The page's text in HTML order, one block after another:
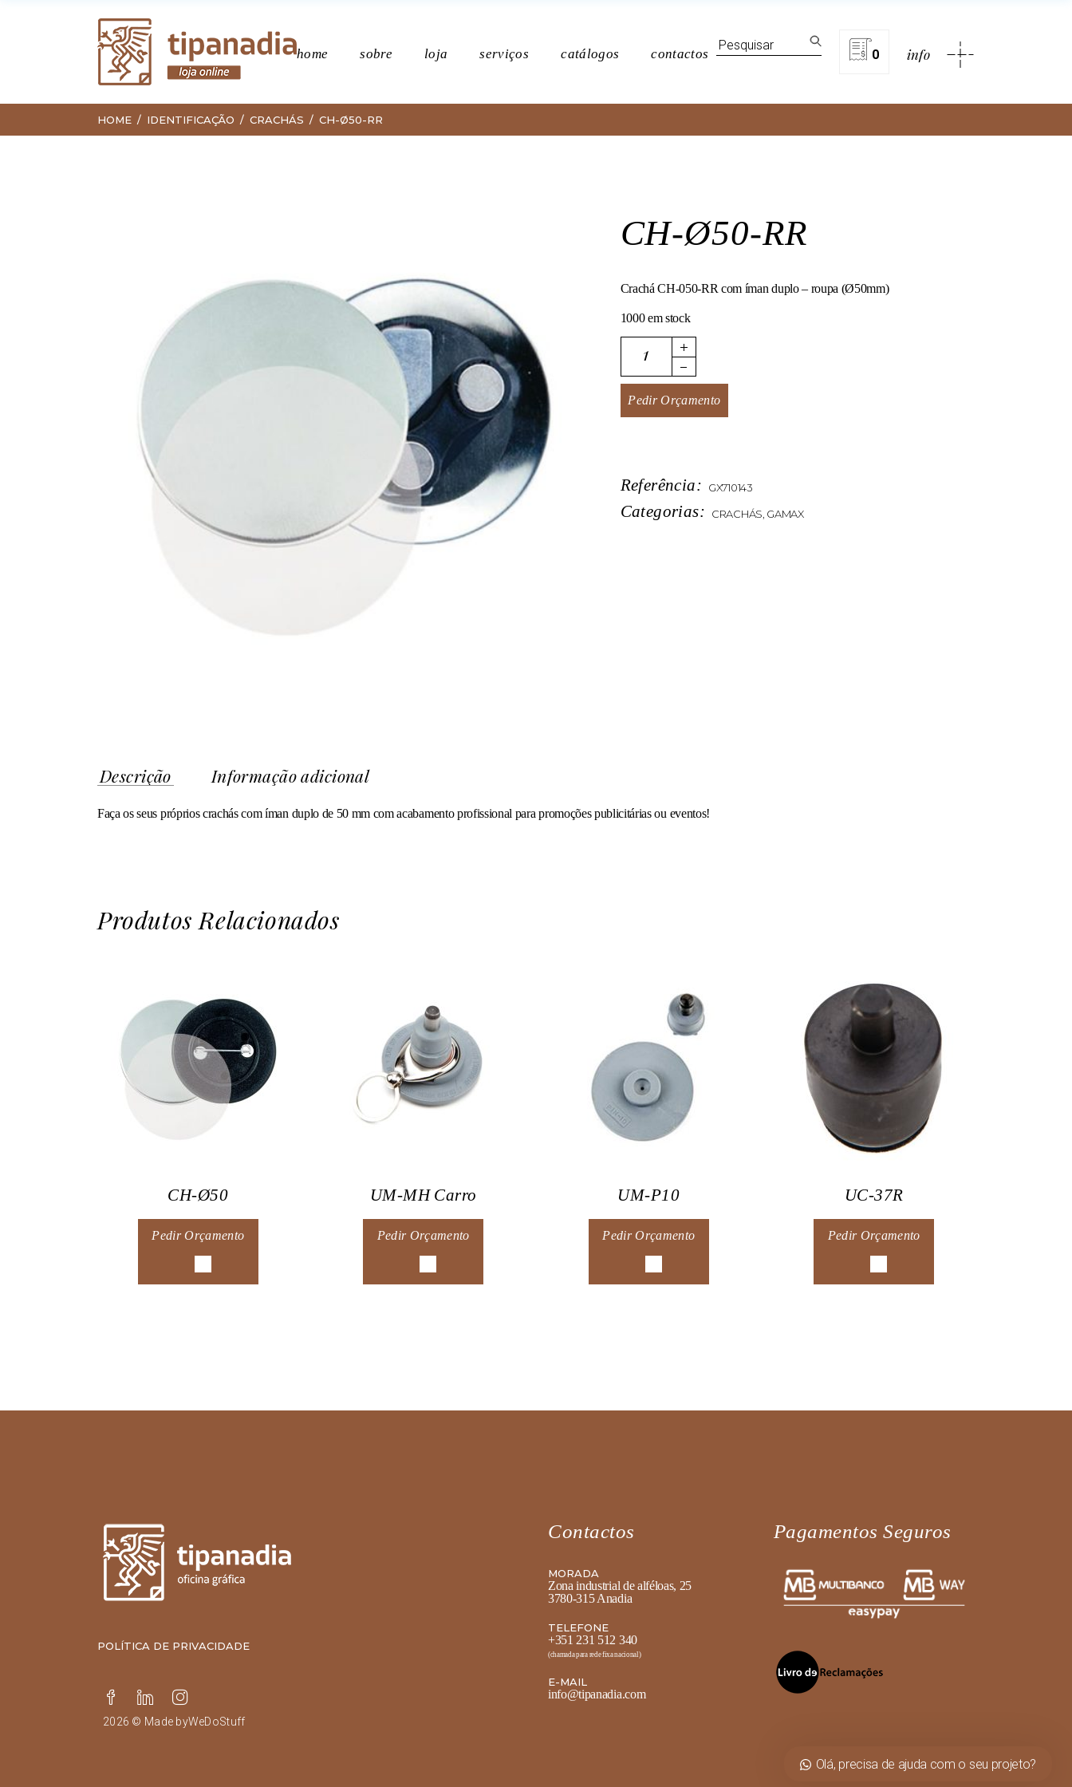
home sobre loja serviços catálogos contactos
Search
for:
0 info
Política de privacidade
HOME IDENTIFICAÇÃO CRACHÁS CH-Ø50-RR
CH-Ø50-RR
Crachá CH-050-RR com íman duplo – roupa (Ø50mm)
1000 em stock
CH-Ø50-RR quantity
Pedir Orçamento
Referência: GX710143
Categorias: CRACHÁS GAMAX
Descrição Informação adicional
Faça os seus próprios crachás com íman duplo de 50 mm com acabamento profissional para promoções publicitárias ou eventos!
Produtos Relacionados
CH-Ø50
Pedir Orçamento
UM-MH Carro
Pedir Orçamento
UM-P10
Pedir Orçamento
UC-37R
Pedir Orçamento
POLÍTICA DE PRIVACIDADE
2026 © Made byWeDoStuff
Contactos
MORADA
Zona industrial de alféloas, 25
3780-315 Anadia
TELEFONE
+351 231 512 340
(chamada para rede fixa nacional)
E-MAIL
info@tipanadia.com
Pagamentos Seguros
WhatsApp
Olá, precisa de ajuda com o seu projeto?